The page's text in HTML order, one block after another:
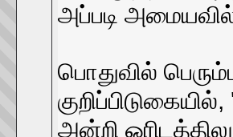
அப்படி
பொதுவில்
அன்றி